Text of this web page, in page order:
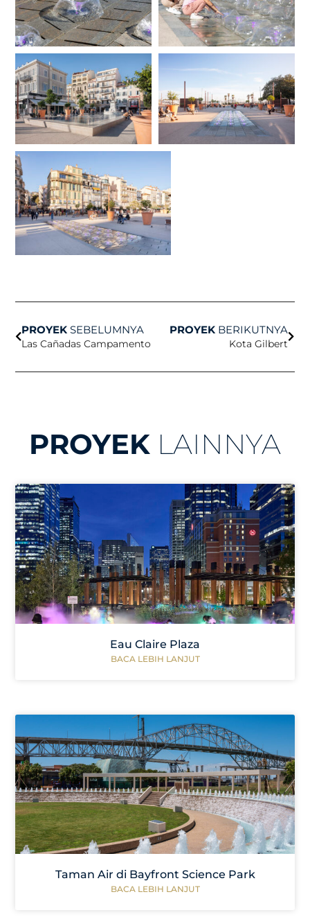
PROYEK SEBELUMNYA
Las Cañadas Campamento
PROYEKBERIKUTNYA
Kota Gilbert
PROYEK LAINNYA
Eau Claire Plaza
BACA LEBIH LANJUT
Taman Air di Bayfront Science Park
BACA LEBIH LANJUT